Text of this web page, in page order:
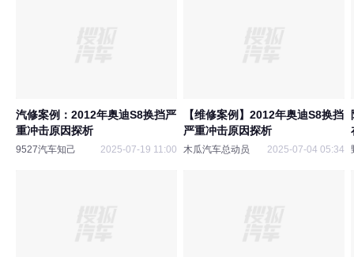
汽修案例：2012年奥迪S8换挡严
重冲击原因探析
9527汽车知己 2025-07-19 11:00
【维修案例】2012年奥迪S8换挡
严重冲击原因探析
木瓜汽车总动员 2025-07-04 05:34